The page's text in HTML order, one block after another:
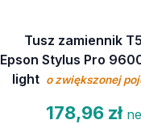
Tusz zamiennik
Epson Stylus Pro
light o zwiększonej
178,96 zł